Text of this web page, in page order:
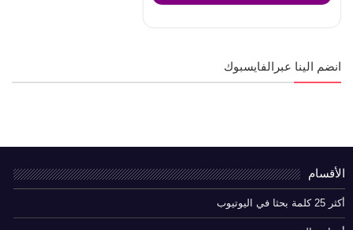
انضم الينا عبرالفايسبوك
الأقسام
أكثر 25 كلمة بحثا في اليوتيوب